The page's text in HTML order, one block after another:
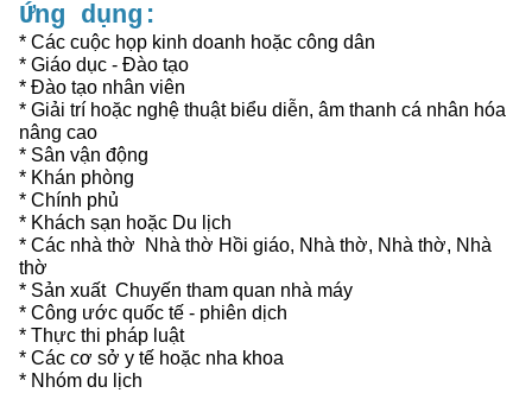
Ứng dụng:
* Các cuộc họp kinh doanh hoặc công dân
* Giáo dục - Đào tạo
* Đào tạo nhân viên
* Giải trí hoặc nghệ thuật biểu diễn, âm thanh cá nhân hóa
nâng cao
* Sân vận động
* Khán phòng
* Chính phủ
* Khách sạn hoặc Du lịch
* Các nhà thờ ️ Nhà thờ Hồi giáo, Nhà thờ, Nhà thờ, Nhà
thờ
* Sản xuất ️ Chuyến tham quan nhà máy
* Công ước quốc tế - phiên dịch
* Thực thi pháp luật
* Các cơ sở y tế hoặc nha khoa
* Nhóm du lịch